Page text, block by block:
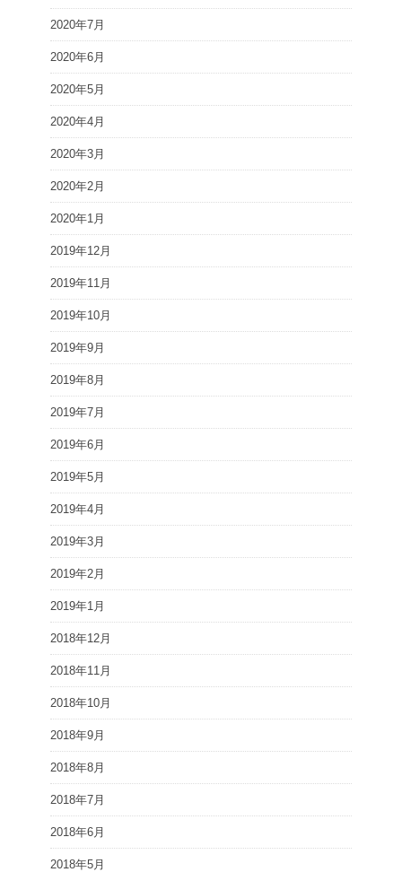
2020年7月
2020年6月
2020年5月
2020年4月
2020年3月
2020年2月
2020年1月
2019年12月
2019年11月
2019年10月
2019年9月
2019年8月
2019年7月
2019年6月
2019年5月
2019年4月
2019年3月
2019年2月
2019年1月
2018年12月
2018年11月
2018年10月
2018年9月
2018年8月
2018年7月
2018年6月
2018年5月